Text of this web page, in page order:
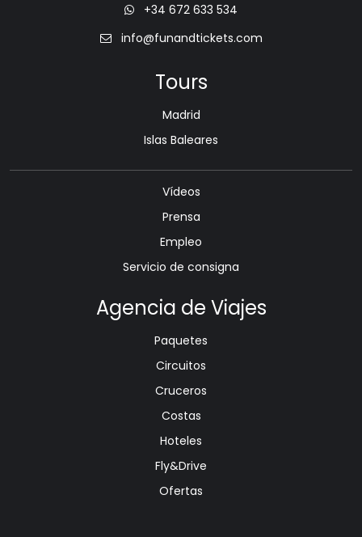
+34 672 633 534
info@funandtickets.com
Tours
Madrid
Islas Baleares
Vídeos
Prensa
Empleo
Servicio de consigna
Agencia de Viajes
Paquetes
Circuitos
Cruceros
Costas
Hoteles
Fly&Drive
Ofertas